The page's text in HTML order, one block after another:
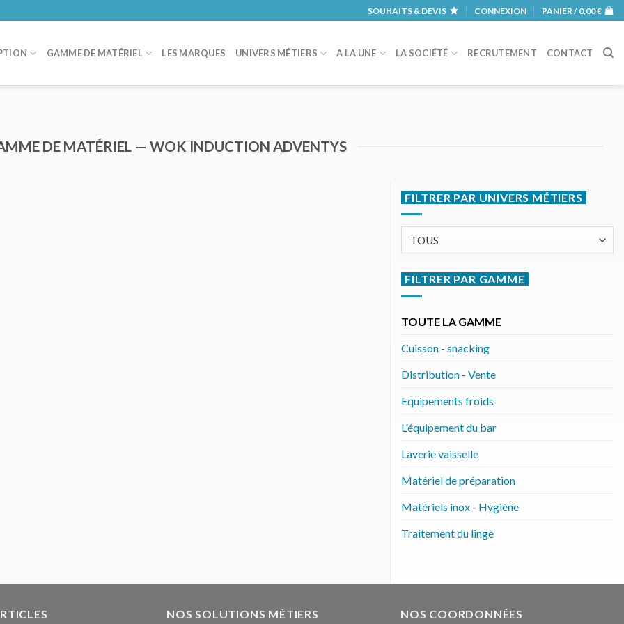
SOUHAITS & DEVIS CONNEXION PANIER / 0,00€
GAMME DE MATÉRIEL LES MARQUES UNIVERS MÉTIERS A LA UNE LA SOCIÉTÉ RECRUTEMENT CONTACT
DE MATÉRIEL — WOK INDUCTION ADVENTYS
FILTRER PAR UNIVERS MÉTIERS
FILTRER PAR GAMME
TOUTE LA GAMME
Cuisson - snacking
Distribution - Vente
Equipements froids
L'équipement du bar
Laverie vaisselle
Matériel de préparation
Matériels inox - Hygiène
Traitement du linge
NOS SOLUTIONS MÉTIERS NOS COORDONNÉES